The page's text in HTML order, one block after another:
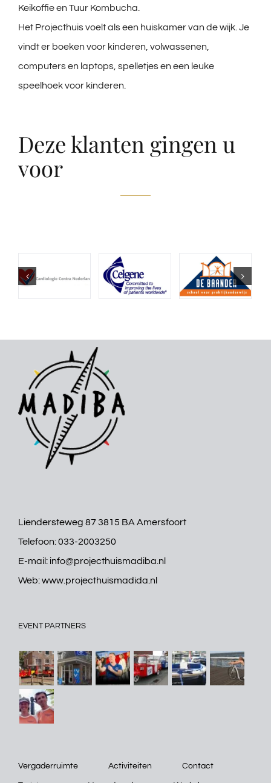
Keikoffie en Tuur Kombucha.
Het Projecthuis voelt als een huiskamer van de wijk. Je
vindt er boeken voor kinderen, volwassenen,
computers en laptops, spelletjes en een leuke
speelhoek voor kinderen.
Deze klanten gingen u
voor
Liendersteweg 87 3815 BA Amersfoort
Telefoon:033-2003250
E-mail: info@projecthuismadiba.nl
Web:www.projecthuismadida.nl
EVENT PARTNERS
Vergaderruimte Activiteiten Contact